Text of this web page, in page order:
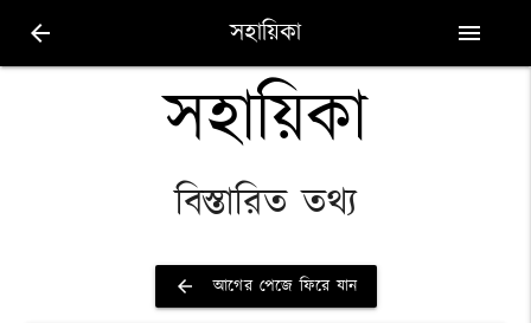
arrow_back সহায়িকা menu
সহায়িকা
বিস্তারিত তথ্য
arrow_back আগের পেজে ফিরে যান